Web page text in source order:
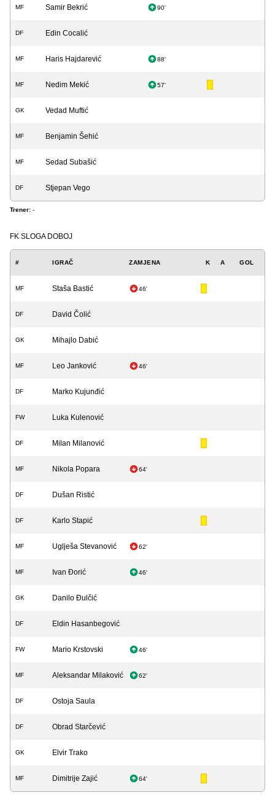
MF Samir Bekrić 90'
DF Edin Cocalić
MF Haris Hajdarević 88'
MF Nedim Mekić 57'
GK Vedad Muftić
MF Benjamin Šehić
MF Sedad Subašić
DF Stjepan Vego
Trener: -
FK SLOGA DOBOJ
# IGRAČ ZAMJENA K A GOL
MF Staša Bastić 46'
DF David Čolić
GK Mihajlo Dabić
MF Leo Janković 46'
DF Marko Kujunđić
FW Luka Kulenović
DF Milan Milanović
MF Nikola Popara 64'
DF Dušan Ristić
DF Karlo Stapić
MF Uglješa Stevanović 62'
MF Ivan Đorić 46'
GK Danilo Đulčić
DF Eldin Hasanbegović
FW Mario Krstovski 46'
MF Aleksandar Milaković 62'
DF Ostoja Saula
DF Obrad Starčević
GK Elvir Trako
MF Dimitrije Zajić 64'